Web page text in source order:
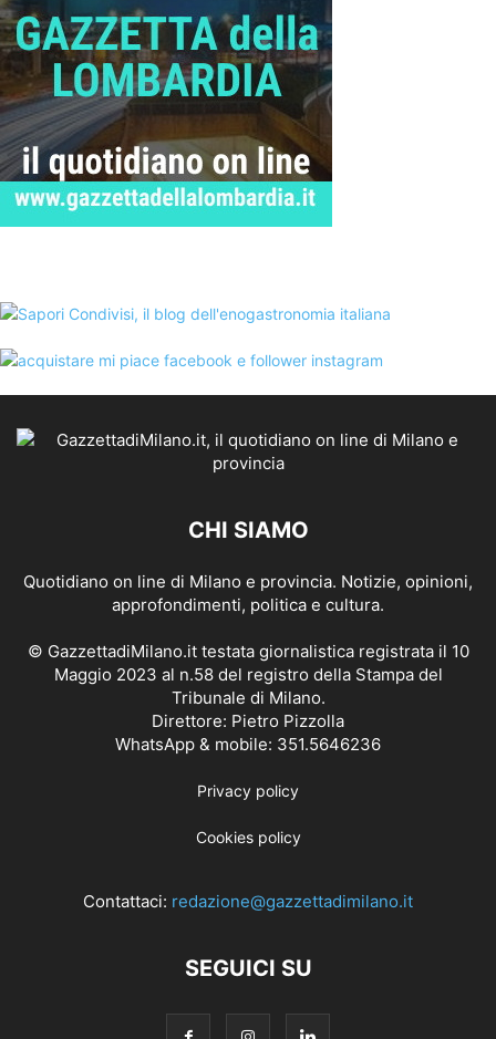
CHI SIAMO
Quotidiano on line di Milano e provincia. Notizie, opinioni,
approfondimenti, politica e cultura.
© GazzettadiMilano.it testata giornalistica registrata il 10
Maggio 2023 al n.58 del registro della Stampa del
Tribunale di Milano.
Direttore: Pietro Pizzolla
WhatsApp & mobile: 351.5646236
Privacy policy
Cookies policy
Contattaci: redazione@gazzettadimilano.it
SEGUICI SU